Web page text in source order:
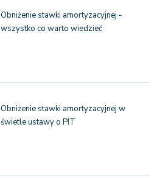
Obniżenie stawki amortyzacyjnej -
wszystko co warto wiedzieć
Obniżenie stawki amortyzacyjnej w
świetle ustawy o PIT